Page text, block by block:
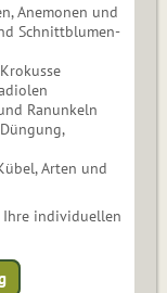
Anemonen und
Schnittblumen-
Krokusse
Ranunkeln
Arten und
Ihre individuellen